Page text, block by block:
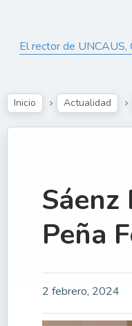
El rector de UNCAUS,
Inicio Actualidad
Sáenz
Peña
2 febrero, 2024